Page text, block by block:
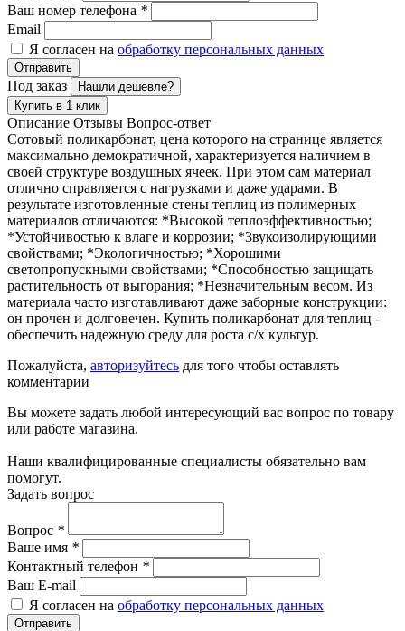
Ваш номер телефона *
Email
Я согласен на обработку персональных данных
Отправить
Под заказ
Нашли дешевле?
Купить в 1 клик
Описание Отзывы Вопрос-ответ
Сотовый поликарбонат, цена которого на странице является
максимально демократичной, характеризуется наличием в
своей структуре воздушных ячеек. При этом сам материал
отлично справляется с нагрузками и даже ударами. В
результате изготовленные стены теплиц из полимерных
материалов отличаются: *Высокой теплоэффективностью;
*Устойчивостью к влаге и коррозии; *Звукоизолирующими
свойствами; *Экологичностью; *Хорошими
светопропускными свойствами; *Способностью защищать
растительность от выгорания; *Незначительным весом. Из
материала часто изготавливают даже заборные конструкции:
он прочен и долговечен. Купить поликарбонат для теплиц -
обеспечить надежную среду для роста с/х культур.
Пожалуйста, авторизуйтесь для того чтобы оставлять
комментарии
Вы можете задать любой интересующий вас вопрос по товару
или работе магазина.
Наши квалифицированные специалисты обязательно вам
помогут.
Задать вопрос
Вопрос *
Ваше имя *
Контактный телефон *
Ваш E-mail
Я согласен на обработку персональных данных
Отправить